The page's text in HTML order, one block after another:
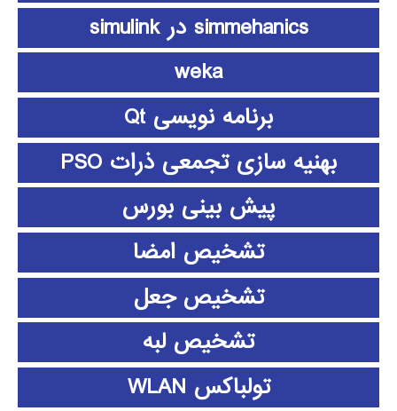
simmehanics در simulink
weka
برنامه نویسی Qt
بهنیه سازی تجمعی ذرات PSO
پیش بینی بورس
تشخیص امضا
تشخیص جعل
تشخیص لبه
تولباکس WLAN